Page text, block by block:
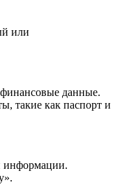
или
данные.
такие как паспорт и
информации.